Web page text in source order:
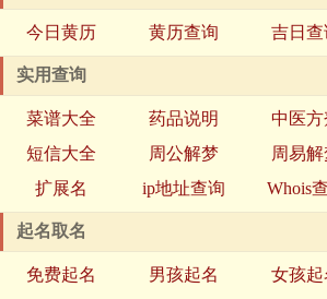
今日黄历 黄历查询 吉日查
实用查询
菜谱大全 药品说明 中医方
短信大全
周公解梦 周易
扩展名
ip地址查询 Whois
起名取名
免费起名 男孩起名 女孩起